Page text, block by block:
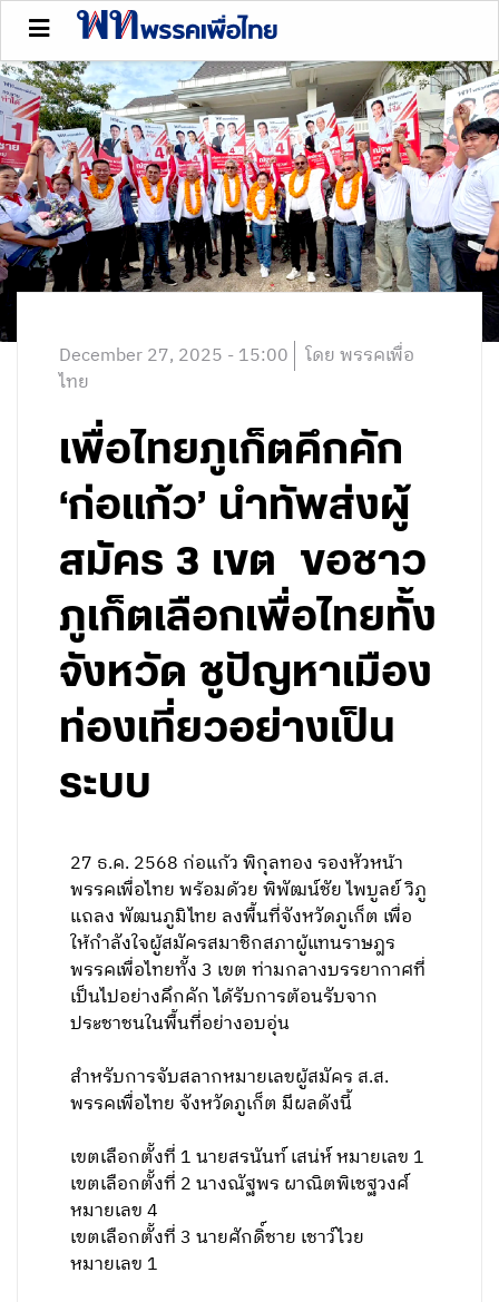
December 27, 2025 - 15:00 โดย พรรคเพื่อ
ไทย
เพื่อไทยภูเก็ตคึกคัก
‘ก่อแก้ว’ นำทัพส่งผู้
สมัคร 3 เขต ขอชาว
ภูเก็ตเลือกเพื่อไทยทั้ง
จังหวัด ชูปัญหาเมือง
ท่องเที่ยวอย่างเป็น
ระบบ
27 ธ.ค. 2568 ก่อแก้ว พิกุลทอง รองหัวหน้า
พรรคเพื่อไทย พร้อมด้วย พิพัฒน์ชัย ไพบูลย์ วิภู
แถลง พัฒนภูมิไทย ลงพื้นที่จังหวัดภูเก็ต เพื่อ
ให้กำลังใจผู้สมัครสมาชิกสภาผู้แทนราษฎร
พรรคเพื่อไทยทั้ง 3 เขต ท่ามกลางบรรยากาศที่
เป็นไปอย่างคึกคัก ได้รับการต้อนรับจาก
ประชาชนในพื้นที่อย่างอบอุ่น
สำหรับการจับสลากหมายเลขผู้สมัคร ส.ส.
พรรคเพื่อไทย จังหวัดภูเก็ต มีผลดังนี้
เขตเลือกตั้งที่ 1 นายสรนันท์ เสน่ห์ หมายเลข 1
เขตเลือกตั้งที่ 2 นางณัฐพร ผาณิตพิเชฐวงศ์
หมายเลข 4
เขตเลือกตั้งที่ 3 นายศักดิ์ชาย เชาว์ไวย
หมายเลข 1